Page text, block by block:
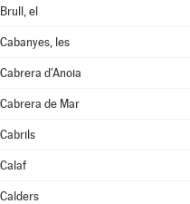
Brull, el
Cabanyes, les
Cabrera d'Anoia
Cabrera de Mar
Cabrils
Calaf
Calders